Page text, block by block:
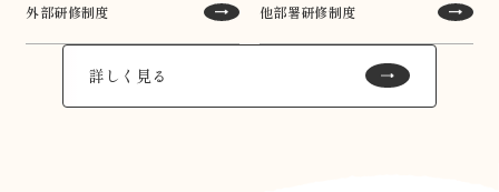
外部研修制度 他部署研修制度
詳しく見る